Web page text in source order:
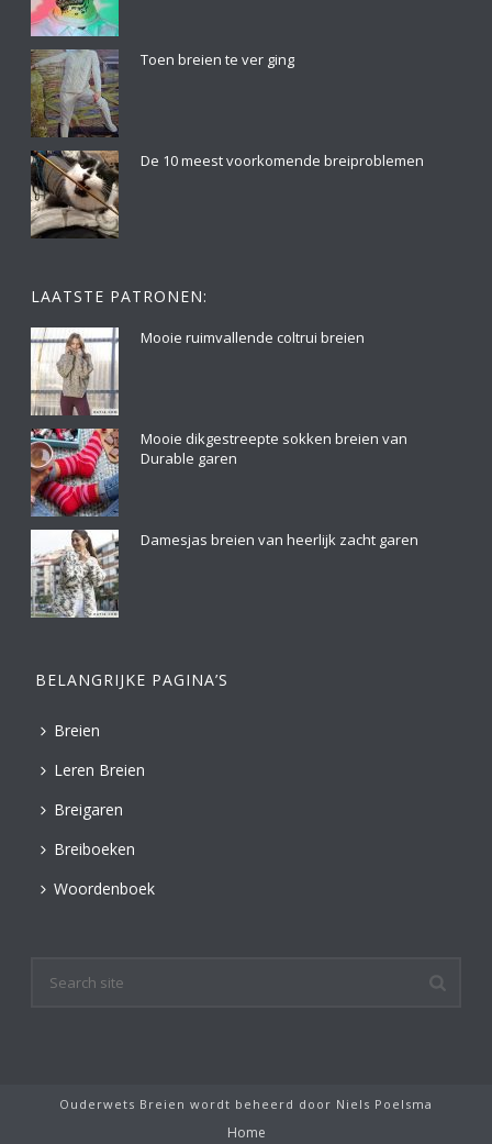
Toen breien te ver ging
De 10 meest voorkomende breiproblemen
LAATSTE PATRONEN:
Mooie ruimvallende coltrui breien
Mooie dikgestreepte sokken breien van
Durable garen
Damesjas breien van heerlijk zacht garen
BELANGRIJKE PAGINA’S
Breien
Leren Breien
Breigaren
Breiboeken
Woordenboek
Ouderwets Breien wordt beheerd door Niels Poelsma
Home